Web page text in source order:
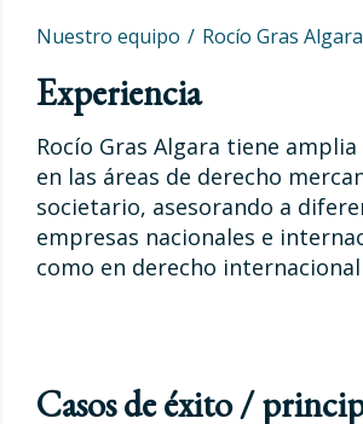
Nuestro equipo Rocío Gras Algara
Experiencia
Rocío Gras Algara tiene
en las áreas de derecho
societario, asesorando a
empresas nacionales e
como en derecho
Casos de éxito /